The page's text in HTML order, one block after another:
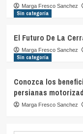
Marga Fresco Sanchez
Sin categoría
El Futuro De La
Marga Fresco Sanchez
Sin categoría
Conozca los
persianas
Marga Fresco Sanchez